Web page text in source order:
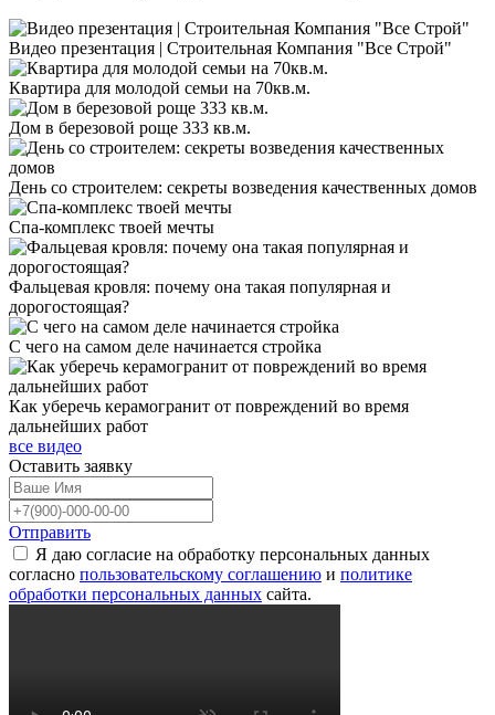
Видео презентация | Строительная Компания "Все Строй"
Квартира для молодой семьи на 70кв.м.
Дом в березовой роще 333 кв.м.
День со строителем: секреты возведения качественных домов
Спа-комплекс твоей мечты
Фальцевая кровля: почему она такая популярная и
дорогостоящая?
С чего на самом деле начинается стройка
Как уберечь керамогранит от повреждений во время
дальнейших работ
все видео
Оставить заявку
Отправить
Я даю согласие на обработку персональных данных
согласно пользовательскому соглашению и политике
обработки персональных данных сайта.